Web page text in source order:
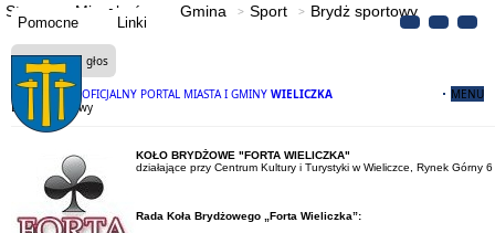
Pomocne Linki
OFICJALNY PORTAL MIASTA I GMINY WIELICZKA MENU
Strona Mieszkańcy Gmina Sport Brydż sportowy
Czytaj na głos
Brydż sportowy
KOŁO BRYDŻOWE "FORTA WIELICZKA"
działające przy Centrum Kultury i Turystyki w Wieliczce, Rynek Górny 6
Rada Koła Brydżowego „Forta Wieliczka”: